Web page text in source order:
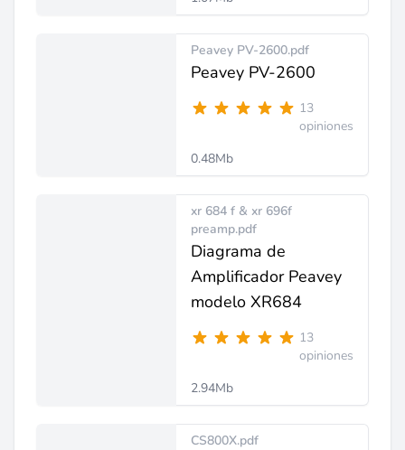
Peavey PV-2600.pdf
Peavey PV-2600
13
opiniones
0.48Mb
xr 684 f & xr 696f
preamp.pdf
Diagrama de
Amplificador Peavey
modelo XR684
13
opiniones
2.94Mb
CS800X.pdf